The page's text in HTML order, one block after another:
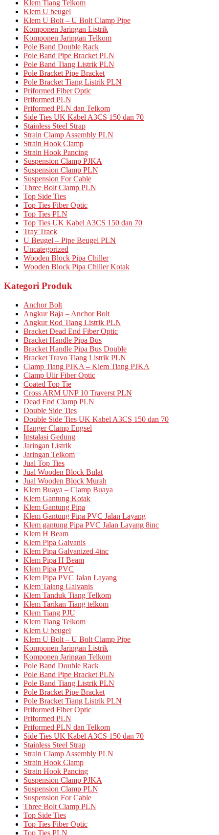
Klem Tiang Telkom
Klem U beugel
Klem U Bolt – U Bolt Clamp Pipe
Komponen Jaringan Listrik
Komponen Jaringan Telkom
Pole Band Double Rack
Pole Band Pipe Bracket PLN
Pole Band Tiang Listrik PLN
Pole Bracket Pipe Bracket
Pole Bracket Tiang Listrik PLN
Priformed Fiber Optic
Priformed PLN
Priformed PLN dan Telkom
Side Ties UK Kabel A3CS 150 dan 70
Stainless Steel Strap
Strain Clamp Assembly PLN
Strain Hook Clamp
Strain Hook Pancing
Suspension Clamp PJKA
Suspension Clamp PLN
Suspension For Cable
Three Bolt Clamp PLN
Top Side Ties
Top Ties Fiber Optic
Top Ties PLN
Top Ties UK Kabel A3CS 150 dan 70
Tray Track
U Beugel – Pipe Beugel PLN
Uncategorized
Wooden Block Pipa Chiller
Wooden Block Pipa Chiller Kotak
Kategori Produk
Anchor Bolt
Angkur Baja – Anchor Bolt
Angkur Rod Tiang Listrik PLN
Bracket Dead End Fiber Optic
Bracket Handle Pipa Bus
Bracket Handle Pipa Bus Double
Bracket Travo Tiang Listrik PLN
Clamp Tiang PJKA – Klem Tiang PJKA
Clamp Ulir Fiber Optic
Coated Top Tie
Cross ARM UNP 10 Traverst PLN
Dead End Clamp PLN
Double Side Ties
Double Side Ties UK Kabel A3CS 150 dan 70
Hanger Clamp Engsel
Instalasi Gedung
Jaringan Listrik
Jaringan Telkom
Jual Top Ties
Jual Wooden Block Bulat
Jual Wooden Block Murah
Klem Buaya – Clamp Buaya
Klem Gantung Kotak
Klem Gantung Pipa
Klem Gantung Pipa PVC Jalan Layang
Klem gantung Pipa PVC Jalan Layang 8inc
Klem H Beam
Klem Pipa Galvanis
Klem Pipa Galvanized 4inc
Klem Pipa H Beam
Klem Pipa PVC
Klem Pipa PVC Jalan Layang
Klem Talang Galvanis
Klem Tanduk Tiang Telkom
Klem Tarikan Tiang telkom
Klem Tiang PJU
Klem Tiang Telkom
Klem U beugel
Klem U Bolt – U Bolt Clamp Pipe
Komponen Jaringan Listrik
Komponen Jaringan Telkom
Pole Band Double Rack
Pole Band Pipe Bracket PLN
Pole Band Tiang Listrik PLN
Pole Bracket Pipe Bracket
Pole Bracket Tiang Listrik PLN
Priformed Fiber Optic
Priformed PLN
Priformed PLN dan Telkom
Side Ties UK Kabel A3CS 150 dan 70
Stainless Steel Strap
Strain Clamp Assembly PLN
Strain Hook Clamp
Strain Hook Pancing
Suspension Clamp PJKA
Suspension Clamp PLN
Suspension For Cable
Three Bolt Clamp PLN
Top Side Ties
Top Ties Fiber Optic
Top Ties PLN